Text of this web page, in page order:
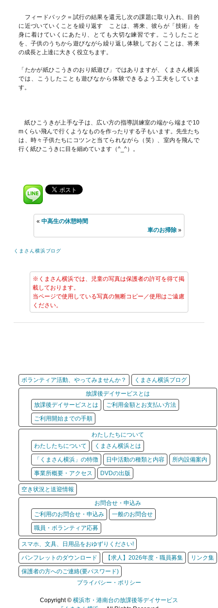
フィードバック＝試行の結果を還元し次の課題に取り入れ、目的
に近づいていくことを繰り返す ことは、将来、彼らが「技術」を
身に着けていくにあたり、とても大切な練習です。こうしたこと
を、子供のうちから遊びながら繰り返し体験しておくことは、将来
の成長と上達に大きく役立ちます。
「たかが紙ひこうきのおり紙遊び」ではありますが、くまさん横浜
では、こうしたことも遊びなから体験できるよう工夫をしていま
す。
紙ひこうきが上手な子は、広い方の指導訓練室の端から端まで10
mくらい飛んで行くようなものを作ったりする子もいます。先生たち
は、時々子供たちにコツンと当てられながら（笑）、室内を飛んで
行く紙ひこうきに目を細めています（^_^）。
«中高生の休憩時間
車のお掃除»
くまさん横浜ブログ
※くまさん横浜では、児童の写真は保護者の許可を得て掲
載しております。
当ページで使用している写真の無断コピー／使用はご遠慮
ください。
ボランティア活動、やってみませんか？
くまさん横浜ブログ
放課後デイサービスとは
放課後デイサービスとは
ご利用金額とお支払い方法
ご利用開始までの手順
わたしたちについて
わたしたちについて
くまさん横浜とは
「くまさん横浜」の特徴
日中活動の種類と内容
所内設備案内
事業所概要・アクセス
DVDの出版
空き状況と送迎情報
お問合せ・申込み
ご利用のお問合せ・申込み
一般のお問合せ
職員・ボランティア応募
スマホ、文具、日用品をおゆずりください!
パンフレットのダウンロード
【求人】2026年度・職員募集
リンク集
保護者の方へのご連絡(要パスワード)
プライバシー・ポリシー
Copyright © 横浜市・港南台の放課後等デイサービス